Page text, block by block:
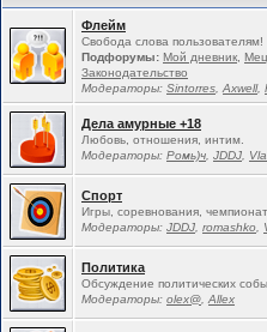
Флейм
Свобода слова пользователям!
Подфорумы: Мой дневник
Законодательство
Модераторы: Sintorres Ахwell,
Дела амурные +18
Любовь, отношения, интим.
Модераторы: Ромь)ч JDDJ
Спорт
Игры, соревнования,
Модераторы: JDDJ romashko
Политика
Обсуждение политических
Модераторы: olex@ Allex